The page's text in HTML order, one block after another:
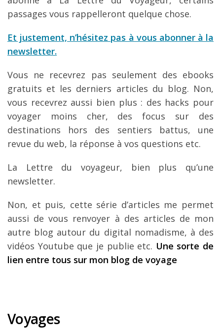
passages vous rappelleront quelque chose.
Et justement, n’hésitez pas à vous abonner à la
newsletter.
Vous ne recevrez pas seulement des ebooks
gratuits et les derniers articles du blog. Non,
vous recevrez aussi bien plus : des hacks pour
voyager moins cher, des focus sur des
destinations hors des sentiers battus, une
revue du web, la réponse à vos questions etc.
La Lettre du voyageur, bien plus qu’une
newsletter.
Non, et puis, cette série d’articles me permet
aussi de vous renvoyer à des articles de mon
autre blog autour du digital nomadisme, à des
vidéos Youtube que je publie etc. Une sorte de
lien entre tous sur mon blog de voyage
Voyages